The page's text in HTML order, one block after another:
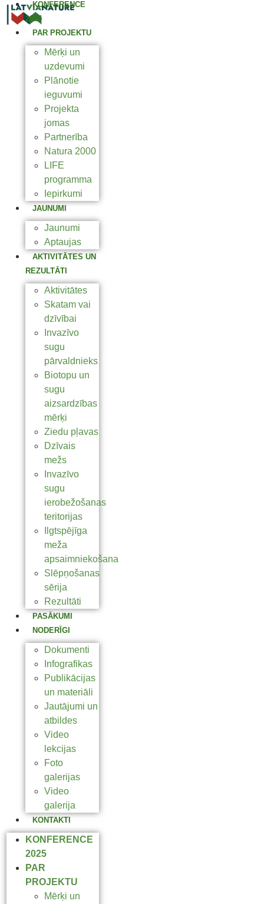
KONFERENCE
2025
PAR PROJEKTU
Mērķi un
uzdevumi
Plānotie
ieguvumi
Projekta
jomas
Partnerība
Natura 2000
LIFE
programma
Iepirkumi
JAUNUMI
Jaunumi
Aptaujas
AKTIVITĀTES UN
REZULTĀTI
Aktivitātes
Skatam vai
dzīvībai
Invazīvo
sugu
pārvaldnieks
Biotopu un
sugu
aizsardzības
mērķi
Ziedu pļavas
Dzīvais
mežs
Invazīvo
sugu
ierobežošanas
teritorijas
Ilgtspējīga
meža
apsaimniekošana
Slēpņošanas
sērija
Rezultāti
PASĀKUMI
NODERĪGI
Dokumenti
Infografikas
Publikācijas
un materiāli
Jautājumi un
atbildes
Video
lekcijas
Foto
galerijas
Video
galerija
KONTAKTI
KONFERENCE
2025
PAR
PROJEKTU
Mērķi un